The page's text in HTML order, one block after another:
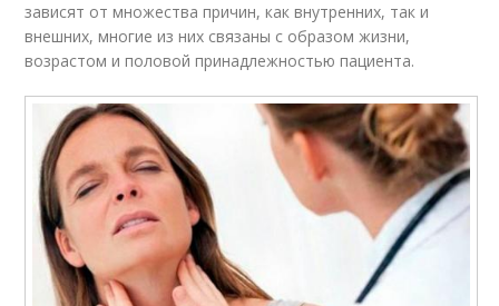
зависят от множества причин, как внутренних, так и
внешних, многие из них связаны с образом жизни,
возрастом и половой принадлежностью пациента.